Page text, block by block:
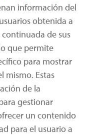
información del
obtenida a
de sus
que permite
para mostrar
mismo. Estas
de la
gestionar
un contenido
para el usuario a